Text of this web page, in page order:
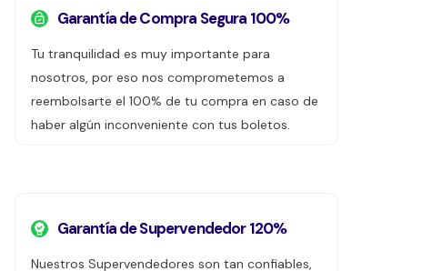
Garantía de Compra Segura 100%
Tu tranquilidad es muy importante para
nosotros, por eso nos comprometemos a
reembolsarte el 100% de tu compra en caso de
haber algún inconveniente con tus boletos.
Garantía de Supervendedor 120%
Nuestros Supervendedores son tan confiables,